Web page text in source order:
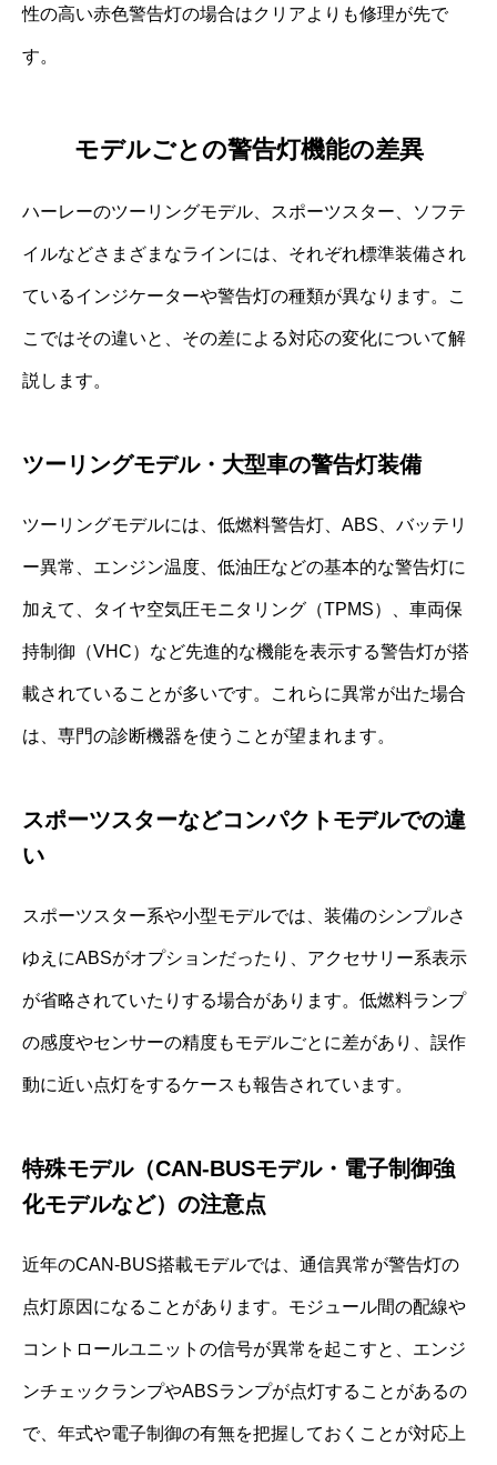
性の高い赤色警告灯の場合はクリアよりも修理が先で
す。
モデルごとの警告灯機能の差異
ハーレーのツーリングモデル、スポーツスター、ソフテ
イルなどさまざまなラインには、それぞれ標準装備され
ているインジケーターや警告灯の種類が異なります。こ
こではその違いと、その差による対応の変化について解
説します。
ツーリングモデル・大型車の警告灯装備
ツーリングモデルには、低燃料警告灯、ABS、バッテリ
ー異常、エンジン温度、低油圧などの基本的な警告灯に
加えて、タイヤ空気圧モニタリング（TPMS）、車両保
持制御（VHC）など先進的な機能を表示する警告灯が搭
載されていることが多いです。これらに異常が出た場合
は、専門の診断機器を使うことが望まれます。
スポーツスターなどコンパクトモデルでの違
い
スポーツスター系や小型モデルでは、装備のシンプルさ
ゆえにABSがオプションだったり、アクセサリー系表示
が省略されていたりする場合があります。低燃料ランプ
の感度やセンサーの精度もモデルごとに差があり、誤作
動に近い点灯をするケースも報告されています。
特殊モデル（CAN-BUSモデル・電子制御強
化モデルなど）の注意点
近年のCAN-BUS搭載モデルでは、通信異常が警告灯の
点灯原因になることがあります。モジュール間の配線や
コントロールユニットの信号が異常を起こすと、エンジ
ンチェックランプやABSランプが点灯することがあるの
で、年式や電子制御の有無を把握しておくことが対応上